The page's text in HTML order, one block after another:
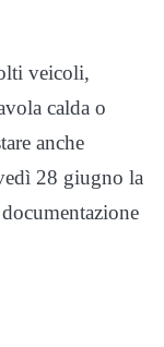
veicoli,
calda o
anche
28 giugno la